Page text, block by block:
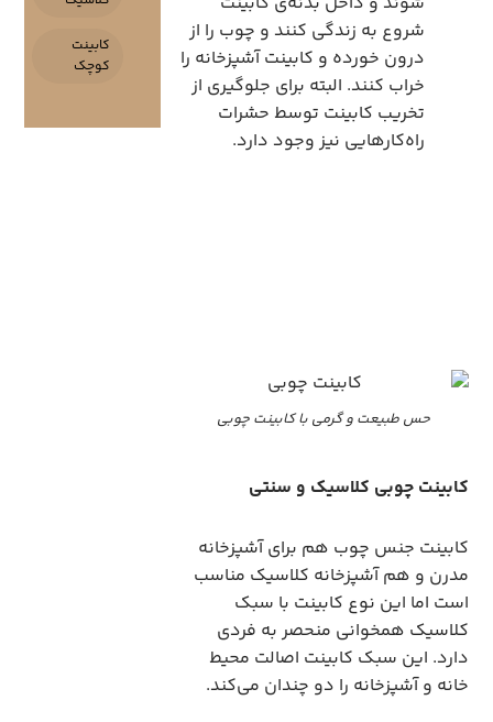
شروع به زندگی کنند و چوب را از
درون خورده و کابینت آشپزخانه را
خراب کنند. البته برای جلوگیری از
تخریب کابینت توسط حشرات
راه‌کارهایی نیز وجود دارد.
حس طبیعت و گرمی با کابینت چوبی
کابینت چوبی کلاسیک و سنتی
کابینت جنس چوب هم برای آشپزخانه
مدرن و هم آشپزخانه کلاسیک مناسب
است اما این نوع کابینت با سبک
کلاسیک همخوانی منحصر به فردی
دارد. این سبک کابینت اصالت محیط
خانه و آشپزخانه را دو چندان می‌کند.
کابینت
کوچک